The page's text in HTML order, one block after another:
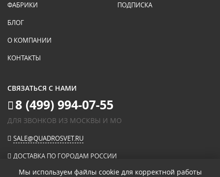
ФАБРИКИ
БЛОГ
О КОМПАНИИ
КОНТАКТЫ
ПОДПИСКА
СВЯЗАТЬСЯ С НАМИ
8 (499) 994-07-55
ДЛЯ ЗВОНКОВ ИЗ МОСКВЫ И МО
SALE@QUADROSVET.RU
ДОСТАВКА ПО ГОРОДАМ РОССИИ
Мы используем файлы cookie для корректной работы